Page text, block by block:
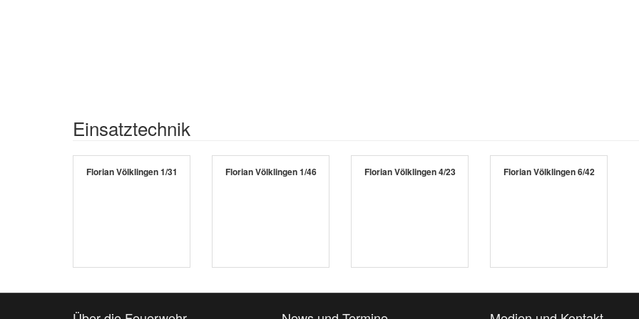
Einsatztechnik
Florian Völklingen 1/31 Florian Völklingen 1/46 Florian Völklingen 4/23 Florian Völklingen 6/42